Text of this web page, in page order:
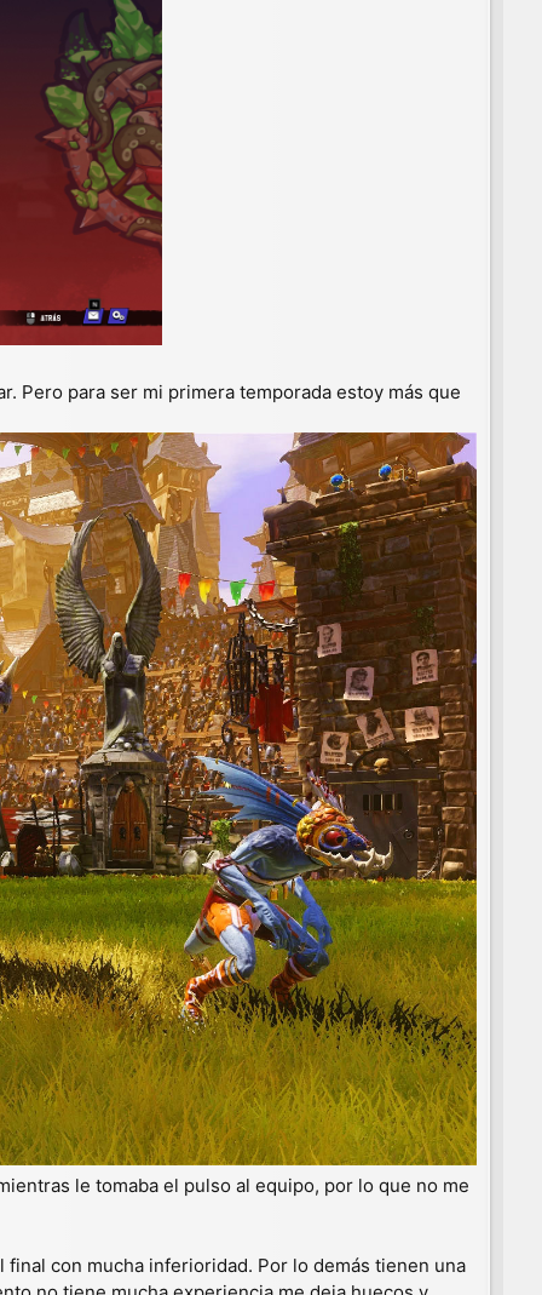
Pero para ser mi primera temporada estoy más que
le tomaba el pulso al equipo, por lo que no me
con mucha inferioridad. Por lo demás tienen una